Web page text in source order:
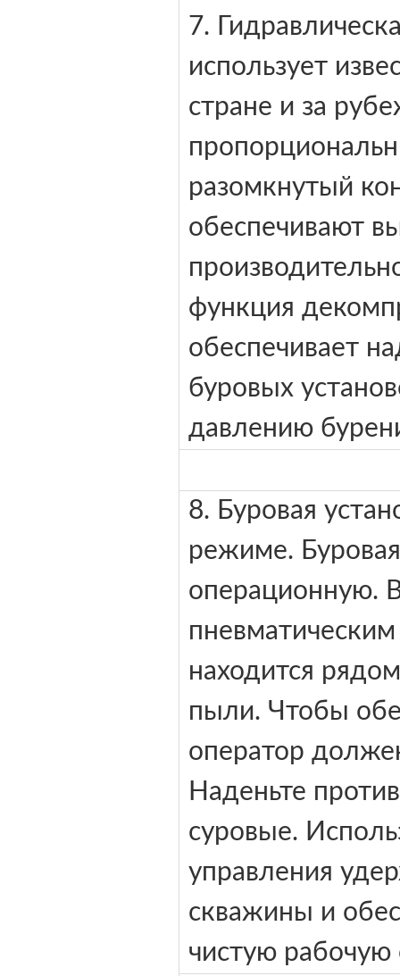
7.
использует
стране и за
разомкнутый
обеспечивают
функция
обеспечивает
буровых
давлению
8. Буровая
режиме.
операционную.
находится
пыли. Чтобы
оператор
Наденьте
суровые.
управления
скважины и
чистую рабочую